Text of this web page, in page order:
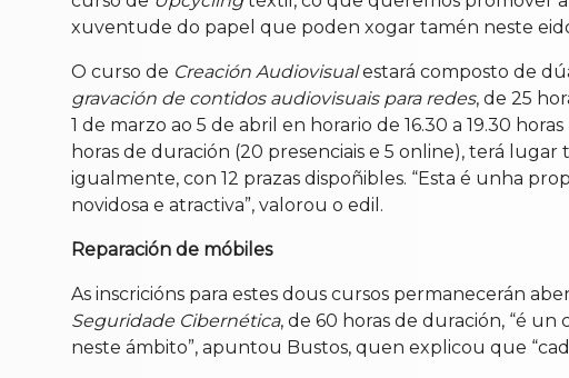
xuventude do papel que poden xogar tamén neste
O curso de Creación Audiovisualestará composto de
gravación de contidos audiovisuais para redes, de 25
1 de marzo ao 5 de abril en horario de 16.30 a 19.30
horas de duración (20 presenciais e 5 online), terá lugar
igualmente, con 12 prazas dispoñibles. “Esta é unha
novidosa e atractiva”, valorou o edil.
Reparación de móbiles
As inscricións para estes dous cursos permanecerán
Seguridade Cibernética, de 60 horas de duración, “é
neste ámbito”, apuntou Bustos, quen explicou que